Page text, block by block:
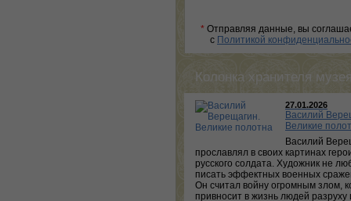
* Отправляя данные, вы
с Политикой
Колонка хранителя
27.01.2026
Василий
Великие
Василий
прославлял в своих картинах
русского солдата. Художник не
писать эффектных военных
Он считал войну огромным злом,
привносит в жизнь людей разруху